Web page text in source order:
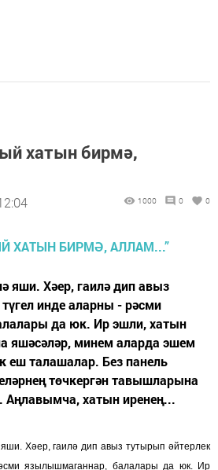
хатын бирмә,
1000 0 0
яши. Хәер, гаилә дип авыз
инде аларны - рәсми
да юк. Ир эшли, хатын
яшәсәләр, минем аларда эшем
еш талашалар. Без панель
төчкергән тавышларына
Аңлавымча, хатын иренең...
Хәер, гаилә дип авыз тутырып әйтерлек
язылышмаганнар, балалары да юк. Ир